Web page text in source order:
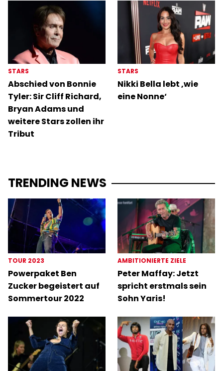
STARS
Abschied von Bonnie
Tyler: Sir Cliff Richard,
Bryan Adams und
weitere Stars zollen ihr
Tribut
STARS
Nikki Bella lebt ‚wie
eine Nonne‘
TRENDING NEWS
TOUR 2023
Powerpaket Ben
Zucker begeistert auf
Sommertour 2022
AMBITIONIERTE ZIELE
Peter Maffay: Jetzt
spricht erstmals sein
Sohn Yaris!